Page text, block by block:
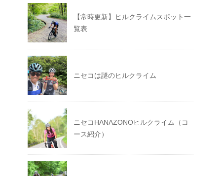
【常時更新】ヒルクライムスポット一
覧表
ニセコは謎のヒルクライム
ニセコHANAZONOヒルクライム（コ
ース紹介）